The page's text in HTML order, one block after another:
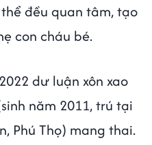
đều quan tâm, tạo
con cháu bé.
dư luận xôn xao
năm 2011, trú tại
Phú Thọ) mang thai.